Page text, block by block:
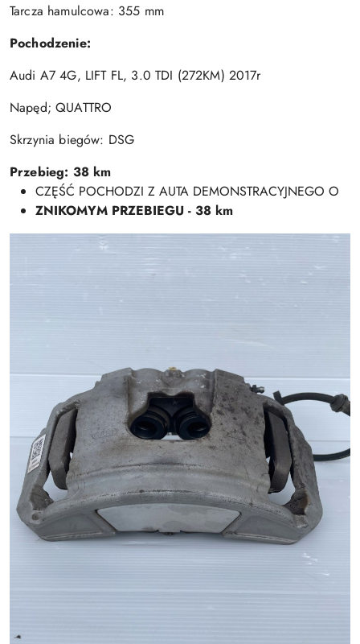
Tarcza hamulcowa: 355 mm
Pochodzenie:
Audi A7 4G, LIFT FL, 3.0 TDI (272KM) 2017r
Napęd; QUATTRO
Skrzynia biegów: DSG
Przebieg: 38 km
CZĘŚĆ POCHODZI Z AUTA DEMONSTRACYJNEGO O
ZNIKOMYM PRZEBIEGU - 38 km